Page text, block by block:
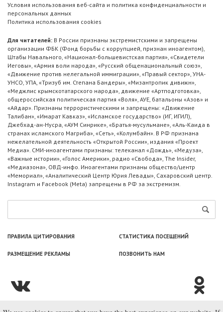
Условия использования веб-сайта и политика конфиденциальности и
персональных данных
Политика использования cookies
Для читателей: В России признаны экстремистскими и запрещены
организации ФБК (Фонд борьбы с коррупцией, признан иноагентом),
Штабы Навального, «Национал-большевистская партия», «Свидетели
Иеговы», «Армия воли народа», «Русский общенациональный союз»,
«Движение против нелегальной иммиграции», «Правый сектор», УНА-
УНСО, УПА, «Тризуб им. Степана Бандеры», «Мизантропик дивижн»,
«Меджлис крымскотатарского народа», движение «Артподготовка»,
общероссийская политическая партия «Воля», АУЕ, батальоны «Азов» и
«Айдар». Признаны террористическими и запрещены: «Движение
Талибан», «Имарат Кавказ», «Исламское государство» (ИГ, ИГИЛ),
Джебхад-ан-Нусра, «АУМ Синрике», «Братья-мусульмане», «Аль-Каида в
странах исламского Магриба», «Сеть», «Колумбайн». В РФ признана
нежелательной деятельность «Открытой России», издания «Проект
Медиа». СМИ-иноагентами признаны: телеканал «Дождь», «Медуза»,
«Важные истории», «Голос Америки», радио «Свобода», The Insider,
«Медиазона», ОВД-инфо. Иноагентами признаны общество/центр
«Мемориал», «Аналитический Центр Юрия Левады», Сахаровский центр.
Instagram и Facebook (Metа) запрещены в РФ за экстремизм.
ПРАВИЛА ЦИТИРОВАНИЯ СТАТИСТИКА ПОСЕЩЕНИЙ
РАЗМЕЩЕНИЕ РЕКЛАМЫ ПОЗВОНИТЬ НАМ